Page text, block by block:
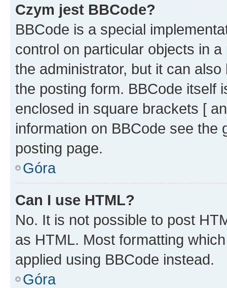
Czym jest BBCode?
BBCode is a special
control on particular objects in
the administrator, but it can
the posting form. BBCode itself
enclosed in square brackets [
information on BBCode see
posting page.
Góra
Can I use HTML?
No. It is not possible to post
as HTML. Most formatting
applied using BBCode instead.
Góra